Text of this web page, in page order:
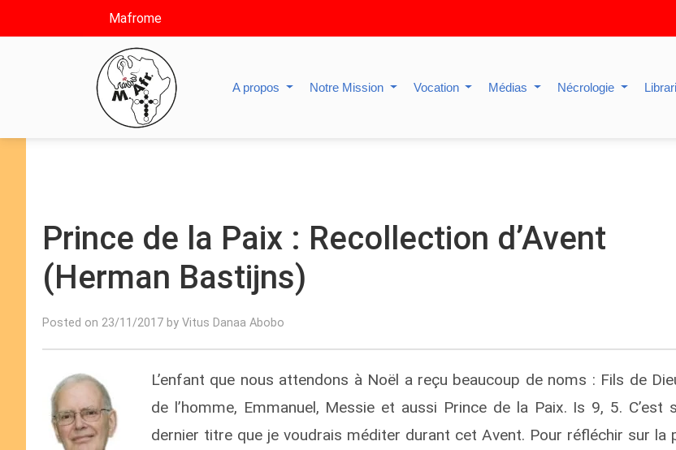
Mafrome
A propos Notre Mission Vocation Médias Nécrologie
Prince de la Paix : Recollection d’Avent
(Herman Bastijns)
Posted on 23/11/2017 by Vitus Danaa Abobo
L’enfant que nous attendons à Noël a reçu beaucoup de noms : Fils de
de l’homme, Emmanuel, Messie et aussi Prince de la Paix. Is 9, 5. C’est
dernier titre que je voudrais méditer durant cet Avent. Pour réfléchir sur la